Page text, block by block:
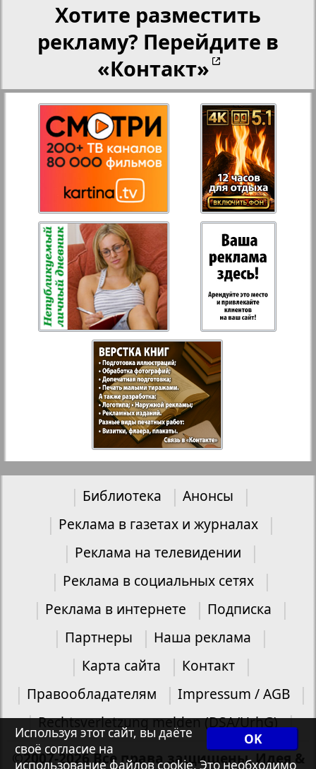
Хотите разместить
рекламу? Перейдите в
«Контакт»
Библиотека
Анонсы
Реклама в газетах и журналах
Реклама на телевидении
Реклама в социальных сетях
Реклама в интернете
Подписка
Партнеры
Наша реклама
Карта сайта
Контакт
Правообладателям
Impressum / AGB
Rechtsverletzung melden (DSA/UrhG)
©2007-2026 Все права защищены. Идея &
OK
Используя этот сайт, вы даёте
своё согласие на
использование файлов cookie. Это необходимо